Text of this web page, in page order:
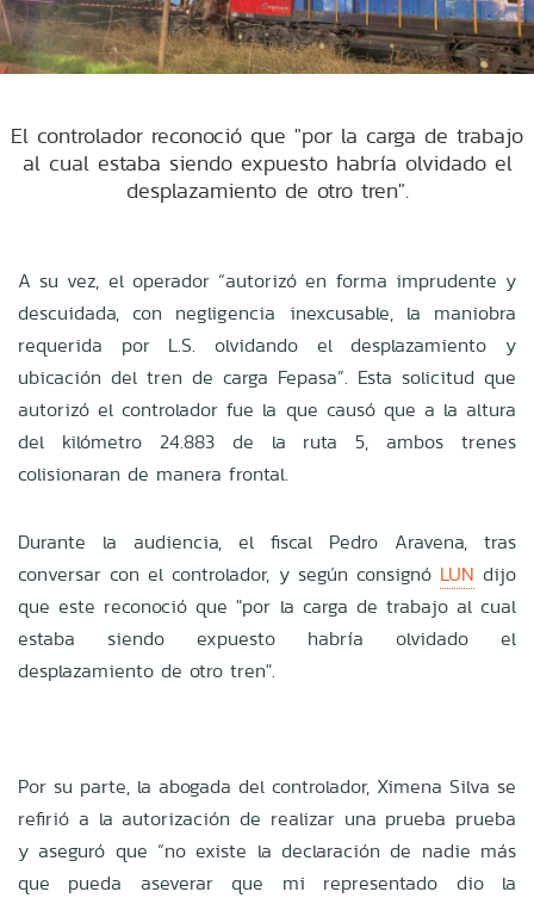
El controlador reconoció que "por la carga de trabajo
al cual estaba siendo expuesto habría olvidado el
desplazamiento de otro tren".
A su vez, el operador “autorizó en forma imprudente y
descuidada, con negligencia inexcusable, la maniobra
requerida por L.S. olvidando el desplazamiento y
ubicación del tren de carga Fepasa”. Esta solicitud que
autorizó el controlador fue la que causó que a la altura
del kilómetro 24.883 de la ruta 5, ambos trenes
colisionaran de manera frontal.
Durante la audiencia, el fiscal Pedro Aravena, tras
conversar con el controlador, y según consignó LUN dijo
que este reconoció que "por la carga de trabajo al cual
estaba siendo expuesto habría olvidado el
desplazamiento de otro tren".
Por su parte, la abogada del controlador, Ximena Silva se
refirió a la autorización de realizar una prueba prueba
y aseguró que “no existe la declaración de nadie más
que pueda aseverar que mi representado dio la